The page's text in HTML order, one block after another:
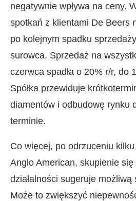
negatywnie wpływa na ceny.
spotkań z klientami De Beers
po kolejnym spadku
surowca. Sprzedaż na
czerwca spadła o 20% r/r, do
Spółka przewiduje
diamentów i odbudowę rynku
terminie.
Co więcej, po odrzuceniu
Anglo American, skupienie się
działalności sugeruje
Może to zwiększyć